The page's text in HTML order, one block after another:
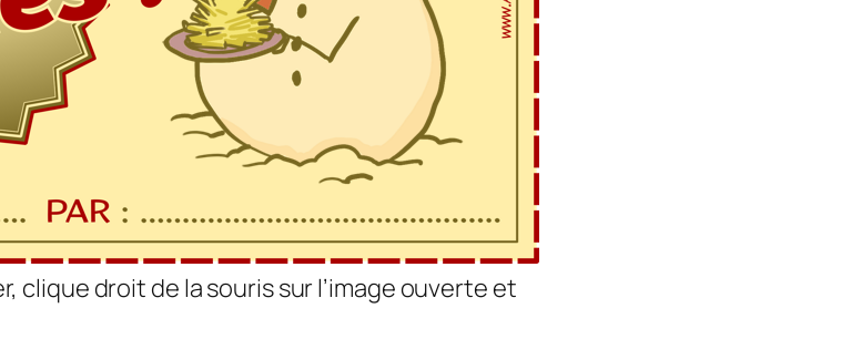
clique droit de la souris sur l’image ouverte et